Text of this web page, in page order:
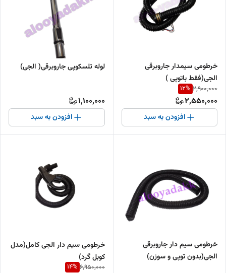
خرطومی سیمدار جاروبرقی
الجی(فقط باتوپی )
2,900,000
12%
2,550,000
افزودن به سبد
لوله تلسکوپی جاروبرقی( الجی)
1,100,000
افزودن به سبد
خرطومی سیم دار جاروبرقی
الجی(بدون توپی و سوزن)
خرطومی سیم دار الجی کامل(مدل
کوبل گرد)
6,950,000
14%